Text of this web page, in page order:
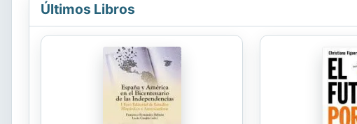
Últimos Libros